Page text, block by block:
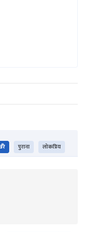
पुराना लोकप्रिय